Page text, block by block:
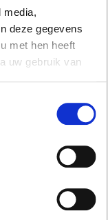
media,
deze gegevens
met hen heeft
uw gebruik van